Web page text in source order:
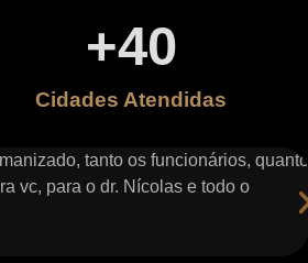
Cidades Atendidas
+40
tanto os funcionários, quanto
vc, para o dr. Nícolas e todo o